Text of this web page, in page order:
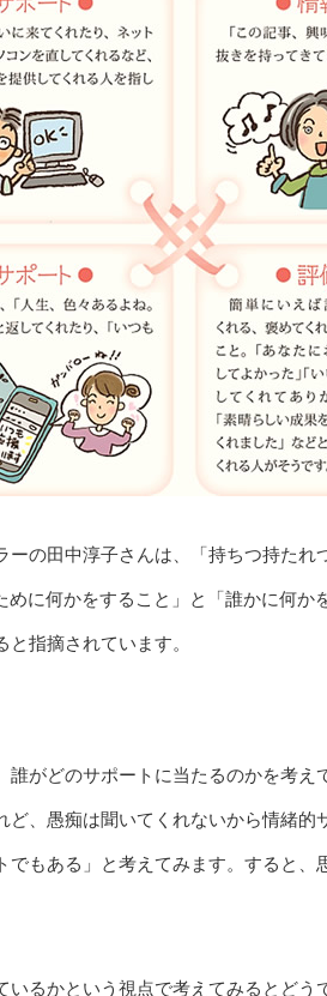
ーの田中淳子さんは、「持ちつ持た
めに何かをすること」と「誰かに何
指摘されています。
がどのサポートに当たるのかを考え
、愚痴は聞いてくれないから情緒的
でもある」と考えてみます。すると、
いるかという視点で考えてみるとど